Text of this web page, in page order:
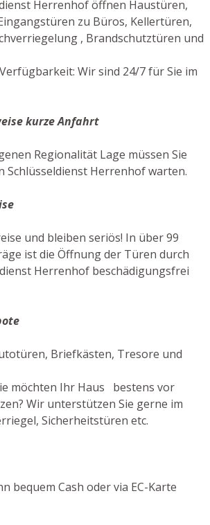
Herrenhof öffnen Haustüren,
zu Büros, Kellertüren,
, Brandschutztüren und
Wir sind 24/7 für Sie im
kurze Anfahrt
Regionalität Lage müssen Sie
Schlüsseldienst Herrenhof warten.
und bleiben seriös! In über 99
ist die Öffnung der Türen durch
Herrenhof beschädigungsfrei
Briefkästen, Tresore und
möchten Ihr Haus bestens vor
Wir unterstützen Sie gerne im
Sicherheitstüren etc.
bequem Cash oder via EC-Karte